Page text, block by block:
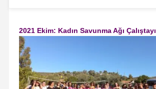
2021 Ekim: Kadın Savunma Ağı Çalıştayı